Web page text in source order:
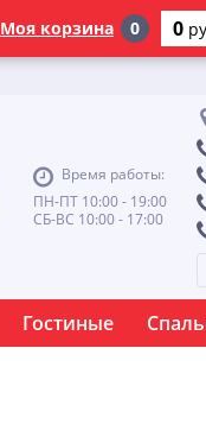
Время работы:
ПН-ПТ 10:00 - 19:00
СБ-ВС 10:00 - 17:00
Гостиные
Моя корзина 0 0